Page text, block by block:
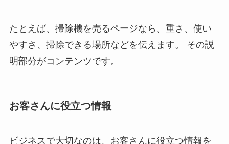
たとえば、掃除機を売るページなら、重さ、使い
やすさ、掃除できる場所などを伝えます。 その説
明部分がコンテンツです。
お客さんに役立つ情報
ビジネスで大切なのは、お客さんに役立つ情報を